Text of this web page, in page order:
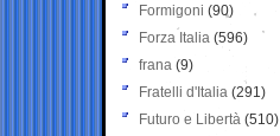
Formigoni (90)
Forza Italia (596)
frana (9)
Fratelli d'Italia (291)
Futuro e Libertà (510)